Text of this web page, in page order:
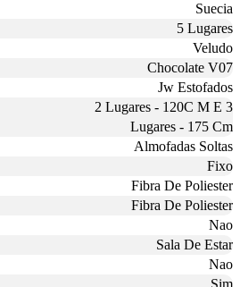
Suecia
5 Lugares
Veludo
Chocolate V07
Jw Estofados
2 Lugares - 120C M E 3
Lugares - 175 Cm
Almofadas Soltas
Fixo
Fibra De Poliester
Fibra De Poliester
Nao
Sala De Estar
Nao